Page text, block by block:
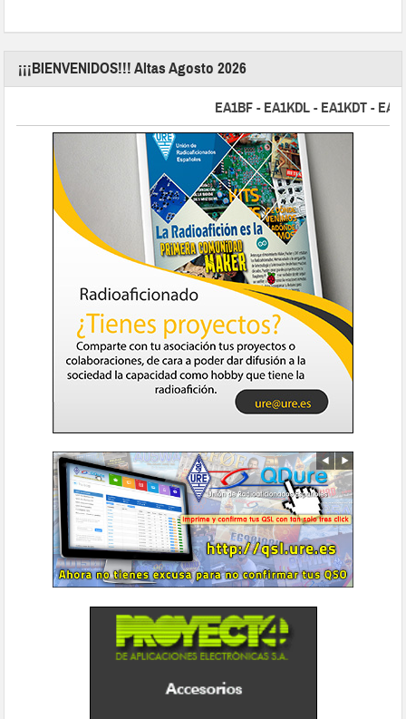
¡¡¡BIENVENIDOS!!! Altas Agosto 2026
EA1BF - EA1KDL - EA1KDT -